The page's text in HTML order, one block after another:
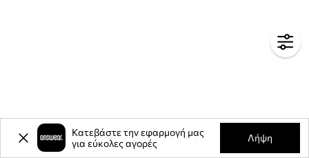
Κατεβάστε την εφαρμογή μας
για εύκολες αγορές
Λήψη